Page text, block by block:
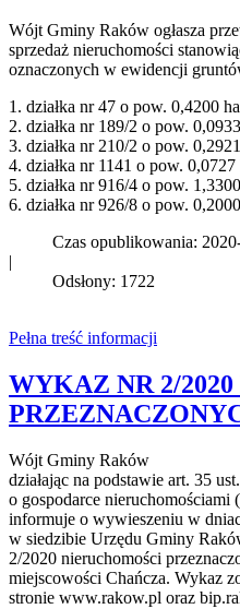
Wójt Gminy Raków ogłasza
sprzedaż nieruchomości
oznaczonych w ewidencji
1. działka nr 47 o pow. 0,4200
2. działka nr 189/2 o pow.
3. działka nr 210/2 o pow.
4. działka nr 1141 o pow.
5. działka nr 916/4 o pow.
6. działka nr 926/8 o pow.
Czas opublikowania:
|
Odsłony: 1722
Pełna treść informacji
WYKAZ NR 2/
Wójt Gminy Raków
działając na podstawie art. 35
o gospodarce
informuje o wywieszeniu w
w siedzibie Urzędu Gminy
2/2020 nieruchomości
miejscowości Chańcza. Wykaz
stronie www.rakow.pl oraz